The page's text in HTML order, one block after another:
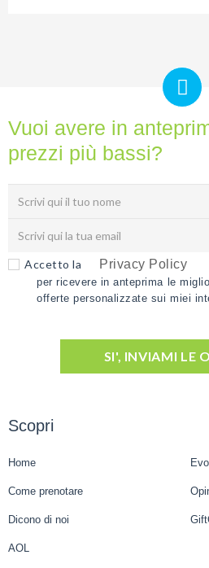
Vuoi avere in
prezzi più bassi?
Accetto la Privacy Policy
per ricevere in anteprima le
offerte personalizzate sui miei
SI', INVIAMI LE
Scopri
Home
Come prenotare
Dicono di noi
AOL